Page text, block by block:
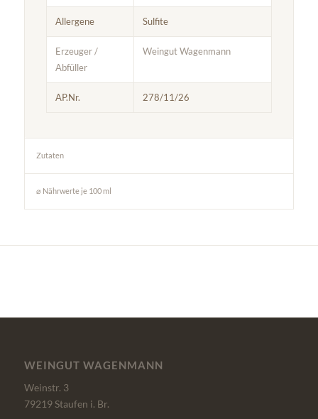
Allergene Sulfite
Erzeuger /
Abfüller
Weingut Wagenmann
AP.Nr. 278/11/26
Zutaten
⌀ Nährwerte je 100 ml
WEINGUT WAGENMANN
Weinstr. 3
79219 Staufen i. Br.